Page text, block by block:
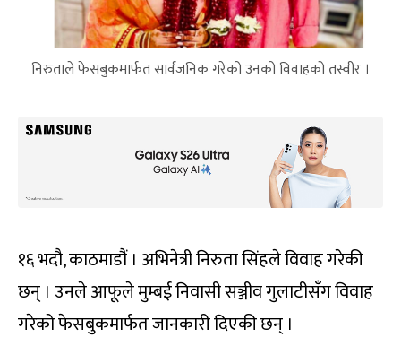
निरुताले फेसबुकमार्फत सार्वजनिक गरेको उनको विवाहको तस्वीर ।
१६ भदौ, काठमाडौं । अभिनेत्री निरुता सिंहले विवाह गरेकी
छन् । उनले आफूले मुम्बई निवासी सञ्जीव गुलाटीसँग विवाह
गरेको फेसबुकमार्फत जानकारी दिएकी छन् ।